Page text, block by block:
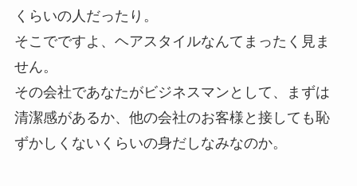
くらいの人だったり。
そこでですよ、ヘアスタイルなんてまったく見ま
せん。
その会社であなたがビジネスマンとして、まずは
清潔感があるか、他の会社のお客様と接しても恥
ずかしくないくらいの身だしなみなのか。